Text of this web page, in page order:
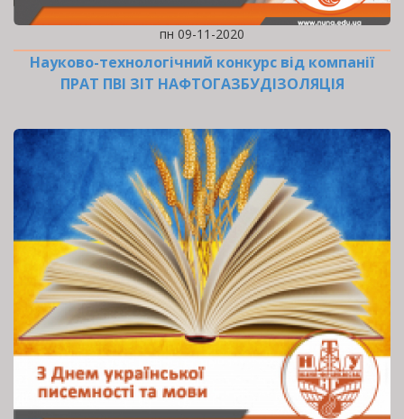
пн 09-11-2020
Науково-технологічний конкурс від компанії
ПРАТ ПВІ ЗІТ НАФТОГАЗБУДІЗОЛЯЦІЯ